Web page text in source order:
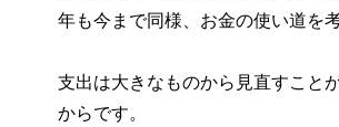
年も今まで同様、お金の使い道を
支出は大きなものから見直すこと
からです。